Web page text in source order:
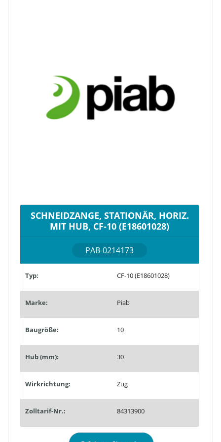
SCHNEIDZANGE, STATIONÄR, HORIZ.
MIT HUB, CF-10 (E18601028)
PAB-0214173
Typ: CF-10 (E18601028)
Marke: Piab
Baugröße: 10
Hub (mm): 30
Wirkrichtung: Zug
Zolltarif-Nr.: 84313900